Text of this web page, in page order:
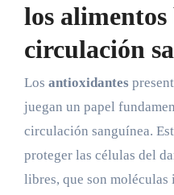
los
circulación
Los antioxidantes
juegan un papel
circulación sanguínea.
proteger las células del
libres, que son moléculas